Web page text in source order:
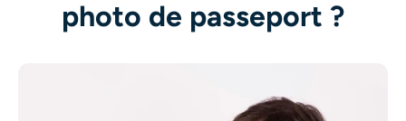
AI Recolor
photo de passeport ?